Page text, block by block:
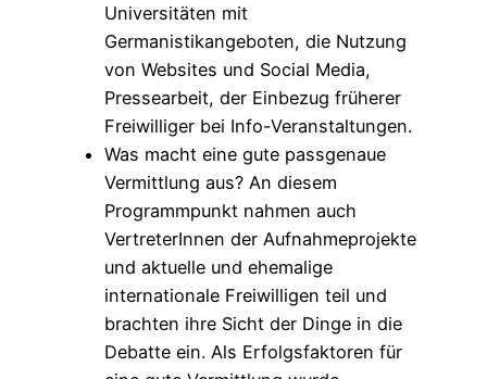
Universitäten mit
Germanistikangeboten, die Nutzung
von Websites und Social Media,
Pressearbeit, der Einbezug früherer
Freiwilliger bei Info-Veranstaltungen.
Was macht eine gute passgenaue
Vermittlung aus? An diesem
Programmpunkt nahmen auch
VertreterInnen der Aufnahmeprojekte
und aktuelle und ehemalige
internationale Freiwilligen teil und
brachten ihre Sicht der Dinge in die
Debatte ein. Als Erfolgsfaktoren für